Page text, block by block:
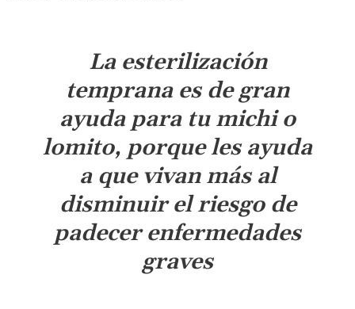
La esterilización
temprana es de gran
ayuda para tu michi o
lomito, porque les ayuda
a que vivan más al
disminuir el riesgo de
padecer enfermedades
graves